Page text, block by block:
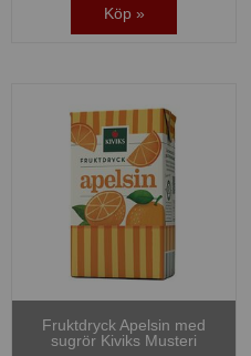
Köp »
Fruktdryck Apelsin med
sugrör Kiviks Musteri